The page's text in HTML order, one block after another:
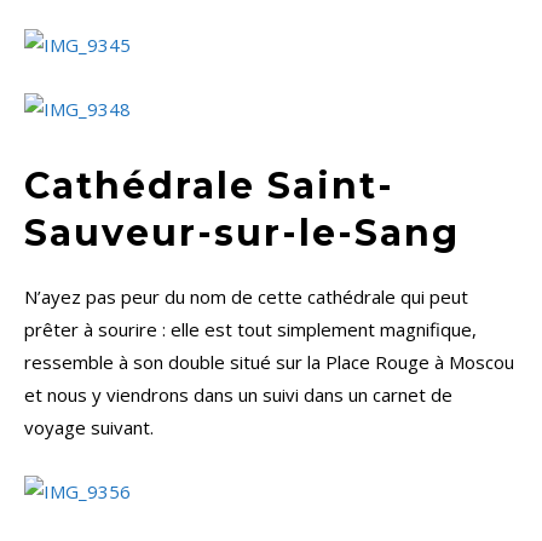
Cathédrale Saint-
Sauveur-sur-le-Sang
N’ayez pas peur du nom de cette cathédrale qui peut
prêter à sourire : elle est tout simplement magnifique,
ressemble à son double situé sur la Place Rouge à Moscou
et nous y viendrons dans un suivi dans un carnet de
voyage suivant.